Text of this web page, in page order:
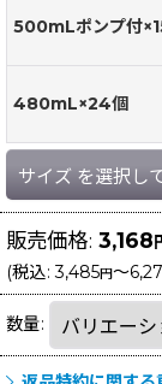
500mLポンプ付
480mL×24個
サイズ を選択し
販売価格: 3,168
(税込: 3,485円～
数量: